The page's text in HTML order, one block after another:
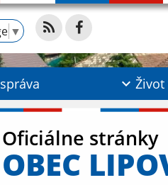
▼
Život
Oficiálne stránky
OBEC